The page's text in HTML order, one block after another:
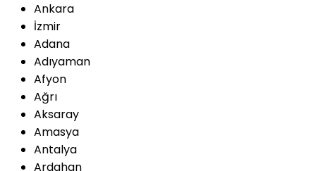
Ankara
İzmir
Adana
Adıyaman
Afyon
Ağrı
Aksaray
Amasya
Antalya
Ardahan